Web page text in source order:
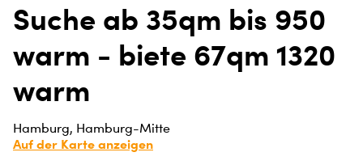
Suche ab 35qm bis 950
warm - biete 67qm 1320
warm
Hamburg, Hamburg-Mitte
Auf der Karte anzeigen